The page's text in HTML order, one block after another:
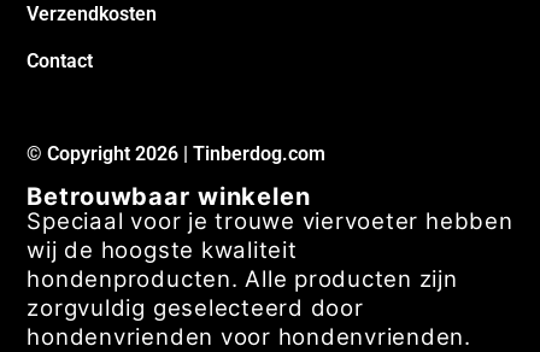
Verzendkosten
Contact
© Copyright 2026 | Tinberdog.com
Betrouwbaar winkelen
Speciaal voor je trouwe viervoeter hebben
wij de hoogste kwaliteit
hondenproducten. Alle producten zijn
zorgvuldig geselecteerd door
hondenvrienden voor hondenvrienden.